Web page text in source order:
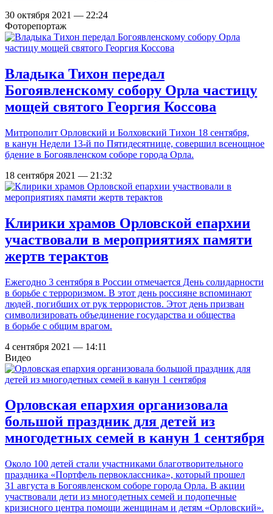
30 октября 2021 — 22:24
Фоторепортаж
Владыка Тихон передал
Богоявленскому собору Орла частицу
мощей святого Георгия Коссова
Митрополит Орловский и Болховский Тихон 18 сентября,
в канун Недели 13-й по Пятидесятнице, совершил всенощное
бдение в Богоявленском соборе города Орла.
18 сентября 2021 — 21:32
Клирики храмов Орловской епархии
участвовали в мероприятиях памяти
жертв терактов
Ежегодно 3 сентября в России отмечается День солидарности
в борьбе с терроризмом. В этот день россияне вспоминают
людей, погибших от рук террористов. Этот день призван
символизировать объединение государства и общества
в борьбе с общим врагом.
4 сентября 2021 — 14:11
Видео
Орловская епархия организовала
большой праздник для детей из
многодетных семей в канун 1 сентября
Около 100 детей стали участниками благотворительного
праздника «Портфель первоклассника», который прошел
31 августа в Богоявленском соборе города Орла. В акции
участвовали дети из многодетных семей и подопечные
кризисного центра помощи женщинам и детям «Орловский».